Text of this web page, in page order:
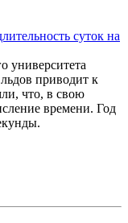
суток на
университета
приводит к
что, в свою
времени. Год